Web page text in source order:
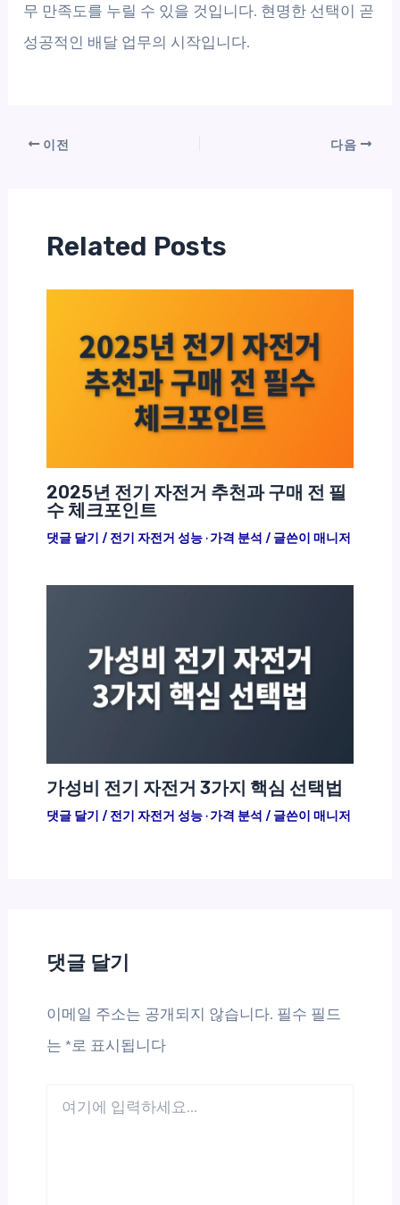
무 만족도를 누릴 수 있을 것입니다. 현명한 선택이 곧
성공적인 배달 업무의 시작입니다.
이전 다음
Related Posts
2025년 전기 자전거 추천과 구매 전 필
수 체크포인트
댓글 달기 / 전기 자전거 성능 · 가격 분석 / 글쓴이 매니저
가성비 전기 자전거 3가지 핵심 선택법
댓글 달기 / 전기 자전거 성능 · 가격 분석 / 글쓴이 매니저
댓글 달기
이메일 주소는 공개되지 않습니다. 필수 필드
는 *로 표시됩니다